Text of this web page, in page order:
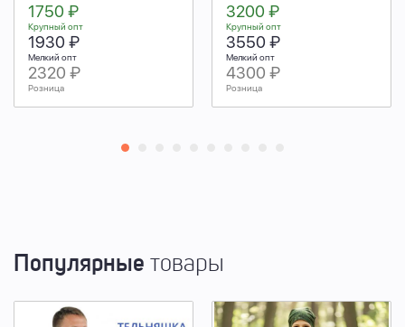
1750 ₽
Крупный опт
1930 ₽
Мелкий опт
2320 ₽
Розница
3200 ₽
Крупный опт
3550 ₽
Мелкий опт
4300 ₽
Розница
Популярные товары